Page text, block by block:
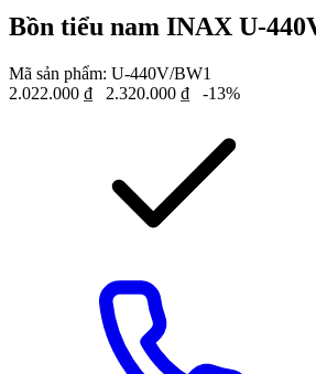
Bồn tiểu nam INAX U-
Mã sản phẩm: U-440V/BW1
2.022.000 ₫ 2.320.000 ₫ -13%